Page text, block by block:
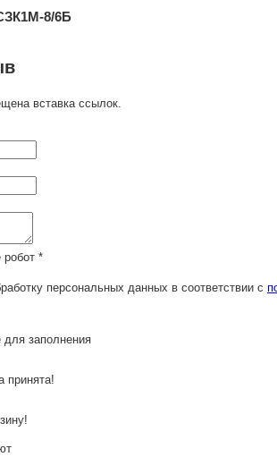
8/6Б
вставка ссылок.
робот *
персональных данных в соответствии с
заполнения
принята!